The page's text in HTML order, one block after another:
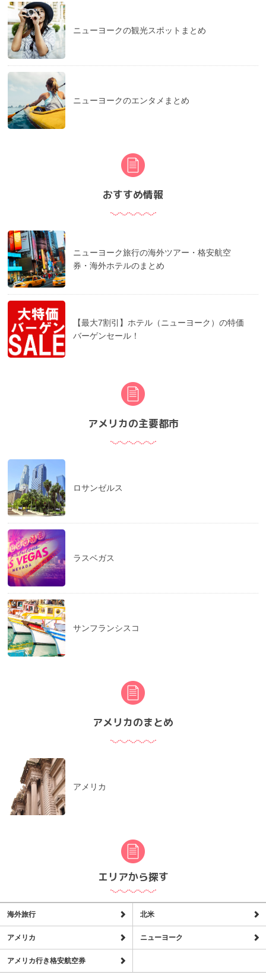
ニューヨークの観光スポットまとめ
ニューヨークのエンタメまとめ
おすすめ情報
ニューヨーク旅行の海外ツアー・格安航空
券・海外ホテルのまとめ
【最大7割引】ホテル（ニューヨーク）の特価
バーゲンセール！
アメリカの主要都市
ロサンゼルス
ラスベガス
サンフランシスコ
アメリカのまとめ
アメリカ
エリアから探す
海外旅行 北米
アメリカ ニューヨーク
アメリカ行き格安航空券